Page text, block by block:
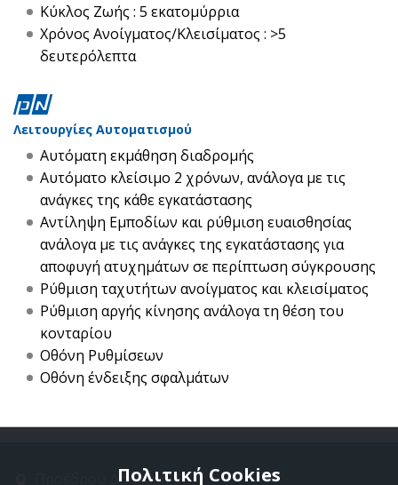
Κύκλος Ζωής : 5 εκατομύρρια
Χρόνος Ανοίγματος/Κλεισίματος : >5
δευτερόλεπτα
Λειτουργίες Αυτοματισμού
Αυτόματη εκμάθηση διαδρομής
Αυτόματο κλείσιμο 2 χρόνων, ανάλογα με τις
ανάγκες της κάθε εγκατάστασης
Αντίληψη Εμποδίων και ρύθμιση ευαισθησίας
ανάλογα με τις ανάγκες της εγκατάστασης για
αποφυγή ατυχημάτων σε περίπτωση σύγκρουσης
Ρύθμιση ταχυτήτων ανοίγματος και κλεισίματος
Ρύθμιση αργής κίνησης ανάλογα τη θέση του
κονταρίου
Οθόνη Ρυθμίσεων
Οθόνη ένδειξης σφαλμάτων
Προέδρου Δρακάκη 11Πολιτική Cookies